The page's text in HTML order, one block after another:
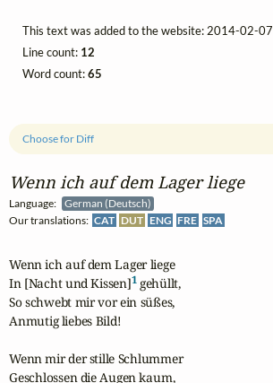
Wenn ich auf dem Lager liege
Language:
German (Deutsch)
Our translations: CAT DUT ENG FRE SPA
Choose for Diff
Wenn ich auf dem Lager liege
In [Nacht und Kissen]1 gehüllt,
So schwebt mir vor ein süßes,
Anmutig liebes Bild!
Wenn mir der stille Schlummer
Geschlossen die Augen kaum,
This text was added to the website: 2014-02-07
Line count: 12
Word count:65